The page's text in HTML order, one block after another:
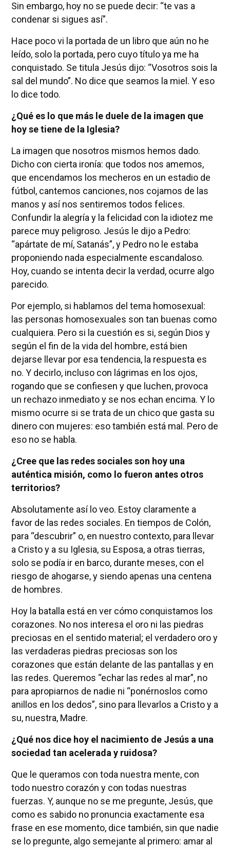
Sin embargo, hoy no se puede decir: “te vas a
condenar si sigues así”.
Hace poco vi la portada de un libro que aún no he
leído, solo la portada, pero cuyo título ya me ha
conquistado. Se titula Jesús dijo: “Vosotros sois la
sal del mundo”. No dice que seamos la miel. Y eso
lo dice todo.
¿Qué es lo que más le duele de la imagen que
hoy se tiene de la Iglesia?
La imagen que nosotros mismos hemos dado.
Dicho con cierta ironía: que todos nos amemos,
que encendamos los mecheros en un estadio de
fútbol, cantemos canciones, nos cojamos de las
manos y así nos sentiremos todos felices.
Confundir la alegría y la felicidad con la idiotez me
parece muy peligroso. Jesús le dijo a Pedro:
“apártate de mí, Satanás”, y Pedro no le estaba
proponiendo nada especialmente escandaloso.
Hoy, cuando se intenta decir la verdad, ocurre algo
parecido.
Por ejemplo, si hablamos del tema homosexual:
las personas homosexuales son tan buenas como
cualquiera. Pero si la cuestión es si, según Dios y
según el fin de la vida del hombre, está bien
dejarse llevar por esa tendencia, la respuesta es
no. Y decirlo, incluso con lágrimas en los ojos,
rogando que se confiesen y que luchen, provoca
un rechazo inmediato y se nos echan encima. Y lo
mismo ocurre si se trata de un chico que gasta su
dinero con mujeres: eso también está mal. Pero de
eso no se habla.
¿Cree que las redes sociales son hoy una
auténtica misión, como lo fueron antes otros
territorios?
Absolutamente así lo veo. Estoy claramente a
favor de las redes sociales. En tiempos de Colón,
para “descubrir” o, en nuestro contexto, para llevar
a Cristo y a su Iglesia, su Esposa, a otras tierras,
solo se podía ir en barco, durante meses, con el
riesgo de ahogarse, y siendo apenas una centena
de hombres.
Hoy la batalla está en ver cómo conquistamos los
corazones. No nos interesa el oro ni las piedras
preciosas en el sentido material; el verdadero oro y
las verdaderas piedras preciosas son los
corazones que están delante de las pantallas y en
las redes. Queremos “echar las redes al mar”, no
para apropiarnos de nadie ni “ponérnoslos como
anillos en los dedos”, sino para llevarlos a Cristo y a
su, nuestra, Madre.
¿Qué nos dice hoy el nacimiento de Jesús a una
sociedad tan acelerada y ruidosa?
Que le queramos con toda nuestra mente, con
todo nuestro corazón y con todas nuestras
fuerzas. Y, aunque no se me pregunte, Jesús, que
como es sabido no pronuncia exactamente esa
frase en ese momento, dice también, sin que nadie
se lo pregunte, algo semejante al primero: amar al